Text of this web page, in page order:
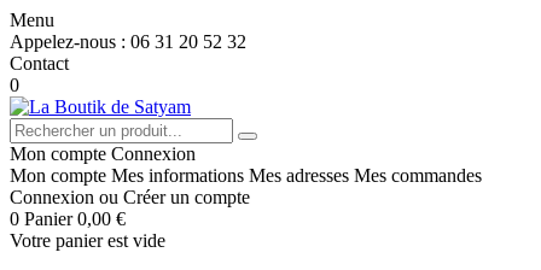
Menu
Appelez-nous : 06 31 20 52 32
Contact
0
Mon compte Connexion
Mon compte Mes informations Mes adresses Mes commandes
Connexion ou Créer un compte
0 Panier 0,00 €
Votre panier est vide